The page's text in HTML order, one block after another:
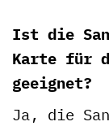
Ist die
Karte für
geeignet?
Ja, die